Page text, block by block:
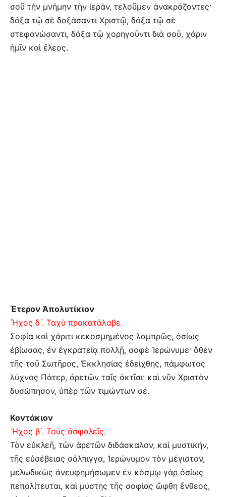
σοῦ τὴν μνήμην τὴν ἱεράν, τελοῦμεν ἀνακράζοντες·
δόξα τῷ σὲ δοξάσαντι Χριστῷ, δόξα τῷ σὲ
στεφανώσαντι, δόξα τῷ χορηγοῦντι διὰ σοῦ, χάριν
ἡμῖν καὶ ἔλεος.
Έτερον Ἀπολυτίκιον
Ἦχος δ´. Ταχὺ προκατάλαβε.
Σοφία καὶ χάριτι κεκοσμημένος λαμπρῶς, ὁσίως
ἐβίωσας, ἐν ἐγκρατείᾳ πολλῇ, σοφὲ Ἱερώνυμε· ὅθεν
τῆς τοῦ Σωτῆρος, Ἐκκλησίας ἐδείχθης, πάμφωτος
λύχνος Πάτερ, ἀρετῶν ταῖς ἀκτῖσι· καὶ νῦν Χριστὸν
δυσώπησον, ὑπὲρ τῶν τιμώντων σέ.
Κοντάκιον
Ἦχος β´. Τοὺς ἀσφαλεῖς.
Τὸν εὐκλεῆ, τῶν ἀρετῶν διδάσκαλον, καὶ μυστικήν,
τῆς εὐσέβειας σάλπιγγα, Ἱερώνυμον τὸν μέγιστον,
μελωδικὼς ἀνευφημήσωμεν ἐν κόσμῳ γὰρ ὁσίως
πεπολίτευται, καὶ μύστης τῆς σοφίας ὤφθη ἔνθεος,